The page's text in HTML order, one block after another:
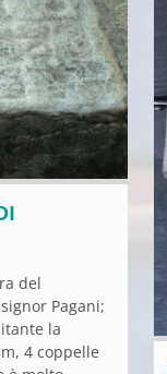
del
Pagani;
la
4 coppelle